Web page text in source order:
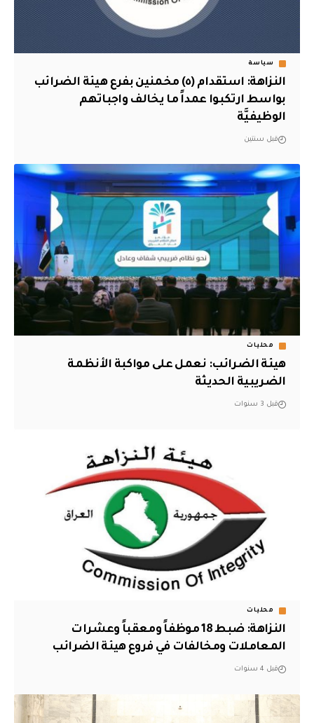
سياسة
النزاهة: استقدام (٥) مخمنين بفرع هيئة الضرائب
بواسط ارتكبوا عمداً ما يخالف واجباتهم
الوظيفيَّة
قبل سنتين
محليات
هيئة الضرائب: نعمل على مواكبة الأنظمة
الضريبية الحديثة
قبل 3 سنوات
محليات
النزاهة: ضبط 18 موظفاً ومعقباً وعشرات
المعاملات ومخالفات في فروع هيئة الضرائب
قبل 4 سنوات